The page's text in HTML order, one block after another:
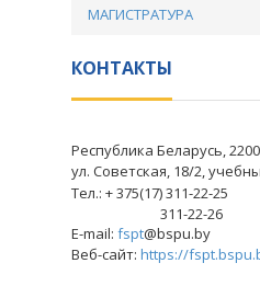
МАГИСТРАТУРА
КОНТАКТЫ
Республика Беларусь,
ул. Советская, 18/2,
Тел.: + 375(17) 311-22-25
311-22-26
E-mail: fspt@bspu.by
Веб-сайт: https://